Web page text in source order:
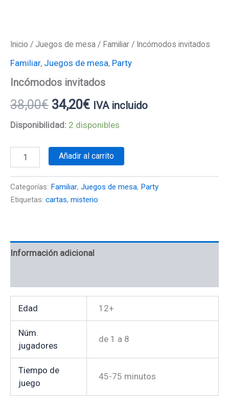
Inicio / Juegos de mesa / Familiar / Incómodos invitados
Familiar, Juegos de mesa, Party
Incómodos invitados
38,00€ 34,20€ IVA incluido
Disponibilidad: 2 disponibles
Añadir al carrito
Categorías: Familiar, Juegos de mesa, Party
Etiquetas: cartas, misterio
Información adicional
Edad 12+
Núm.
jugadores
de 1 a 8
Tiempo de
juego
45-75 minutos